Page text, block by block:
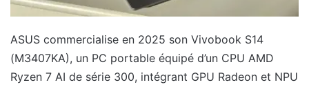
ASUS commercialise en 2025 son Vivobook S14
(M3407KA), un PC portable équipé d’un CPU AMD
Ryzen 7 AI de série 300, intégrant GPU Radeon et NPU